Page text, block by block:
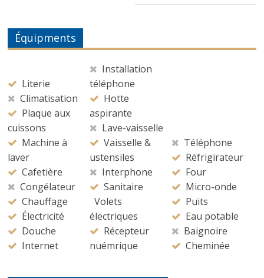
Équipments
Literie
Climatisation
Plaque aux
cuissons
Machine à
laver
Cafetière
Congélateur
Chauffage
Électricité
Douche
Internet
Installation
téléphone
Hotte
aspirante
Lave-vaisselle
Vaisselle &
ustensiles
Interphone
Sanitaire
Volets
électriques
Récepteur
nuémrique
Téléphone
Réfrigirateur
Four
Micro-onde
Puits
Eau potable
Baignoire
Cheminée